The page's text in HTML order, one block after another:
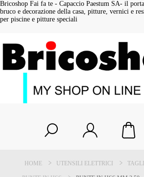
Bricoshop Fai fa te - Capaccio Paestum SA- il
bruco e decorazione della casa, pitture, vernici e
per piscine e pitture speciali
HOME UTENSILI ELETTRICI